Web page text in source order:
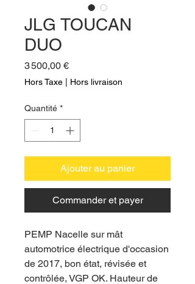
JLG TOUCAN
DUO
3 500,00 €Prix
Hors Taxe | Hors livraison
Quantité *
Ajouter au panier
Commander et payer
PEMP Nacelle sur mât
automotrice électrique d'occasion
de 2017, bon état, révisée et
contrôlée, VGP OK. Hauteur de